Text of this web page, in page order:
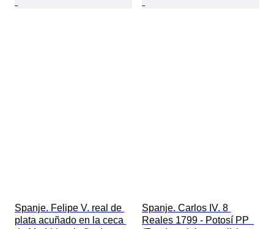
Spanje. Felipe V. real de
plata acuñado en la ceca
Spanje. Carlos IV. 8
Reales 1799 - Potosí PP